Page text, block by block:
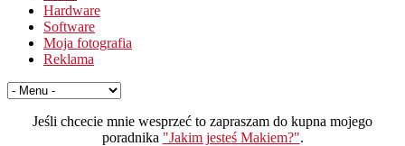
Hardware
Software
Moja fotografia
Reklama
Jeśli chcecie mnie wesprzeć to zapraszam do kupna mojego
poradnika "Jakim jesteś Makiem?".